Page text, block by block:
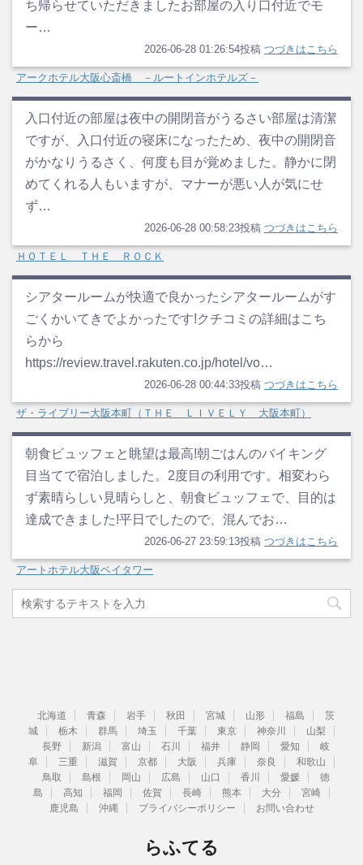
ち帰らせていただきましたお部屋の入り口付近でモ
ー…
2026-06-28 01:26:54投稿 つづきはこちら
アークホテル大阪心斎橋 －ルートインホテルズ－
入口付近の部屋は夜中の開閉音がうるさい部屋は清潔
ですが、入口付近の寝床になったため、夜中の開閉音
がかなりうるさく、何度も目が覚めました。静かに閉
めてくれる人もいますが、マナーが悪い人が気にせ
ず…
2026-06-28 00:58:23投稿 つづきはこちら
ＨＯＴＥＬ ＴＨＥ ＲＯＣＫ
シアタールームが快適で良かったシアタールームがす
ごくかいてきでよかったです!クチコミの詳細はこち
らから
https://review.travel.rakuten.co.jp/hotel/vo…
2026-06-28 00:44:33投稿 つづきはこちら
ザ・ライブリー大阪本町（ＴＨＥ ＬＩＶＥＬＹ 大阪本町）
朝食ビュッフェと眺望は最高!朝ごはんのバイキング
目当てで宿泊しました。2度目の利用です。相変わら
ず素晴らしい見晴らしと、朝食ビュッフェで、目的は
達成できました!平日でしたので、混んでお…
2026-06-27 23:59:13投稿 つづきはこちら
アートホテル大阪ベイタワー
北海道 青森 岩手 秋田 宮城 山形 福島
茨
城
栃木 群馬 埼玉 千葉 東京 神奈川
山梨
長野
新潟 富山 石川 福井 静岡 愛知
岐
阜
三重 滋賀 京都 大阪 兵庫 奈良
和歌山
鳥取
島根 岡山 広島 山口 香川 愛媛
徳
島
高知 福岡 佐賀 長崎 熊本 大分
宮崎
鹿児島
沖縄 プライバシーポリシー お問い合わせ
らふてる